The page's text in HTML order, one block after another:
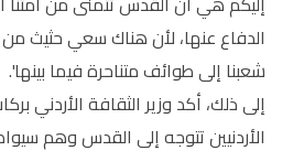
الدفاع عنها، لأن هناك سعي حثيث
شعبنا إلى طوائف متناحرة فيما بينها'.
إلى ذلك، أكد وزير الثقافة الأردني
الأردنيين تتوجه إلى القدس وهم